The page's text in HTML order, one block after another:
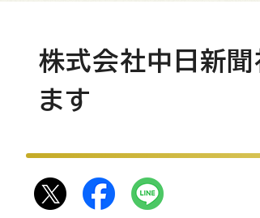
株式会社中日新聞
ます